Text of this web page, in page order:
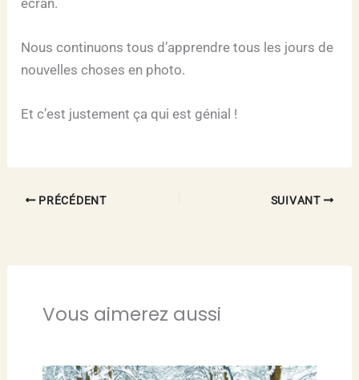
écran.
Nous continuons tous d’apprendre tous les jours de
nouvelles choses en photo.
Et c’est justement ça qui est génial !
PRÉCÉDENT SUIVANT
Vous aimerez aussi